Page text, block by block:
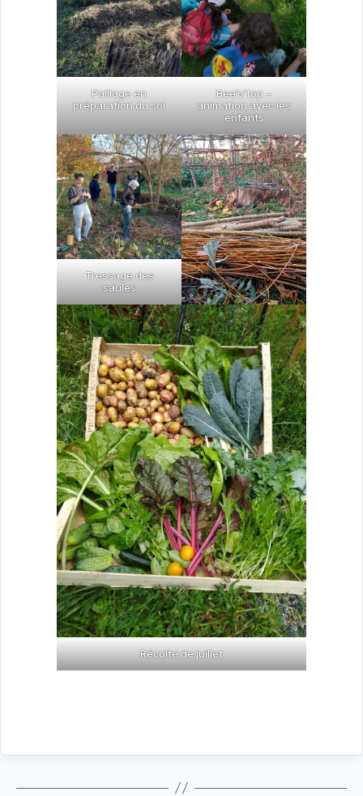
Paillage en
préparation du sol
Bee’o’top –
animation avec les
enfants
Tressage des
saules
Récolte de juillet